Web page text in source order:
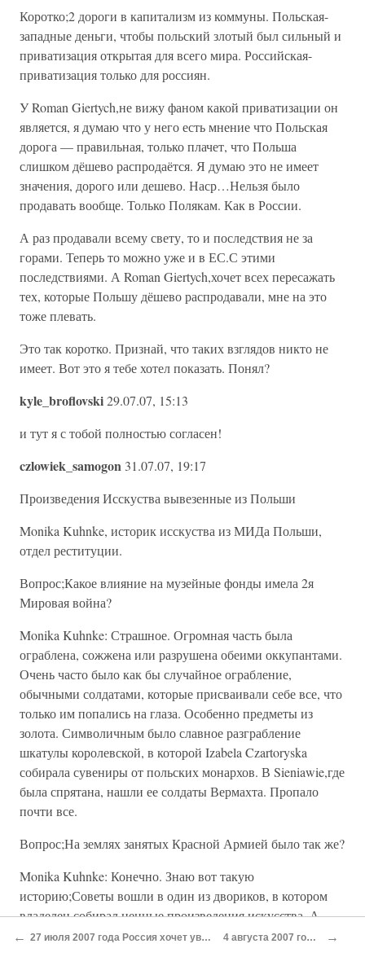
Коротко;2 дороги в капитализм из коммуны. Польская-
западные деньги, чтобы польский злотый был сильный и
приватизация открытая для всего мира. Российская-
приватизация только для россиян.
У Roman Giertych,не вижу фаном какой приватизации он
является, я думаю что у него есть мнение что Польская
дорога — правильная, только плачет, что Польша
слишком дёшево распродаётся. Я думаю это не имеет
значения, дорого или дешево. Наср…Нельзя было
продавать вообще. Только Полякам. Как в России.
А раз продавали всему свету, то и последствия не за
горами. Теперь то можно уже и в ЕС.С этими
последствиями. А Roman Giertych,хочет всех пересажать
тех, которые Польшу дёшево распродавали, мне на это
тоже плевать.
Это так коротко. Признай, что таких взглядов никто не
имеет. Вот это я тебе хотел показать. Понял?
kyle_broflovski29.07.07, 15:13
и тут я с тобой полностью согласен!
czlowiek_samogon 31.07.07, 19:17
Произведения Исскуства вывезенные из Польши
Monika Kuhnke, историк исскуства из МИДа Польши,
отдел реституции.
Вопрос;Какое влияние на музейные фонды имела 2я
Мировая война?
Monika Kuhnke: Страшное. Огромная часть была
ограблена, сожжена или разрушена обеими оккупантами.
Очень часто было как бы случайное ограбление,
обычными солдатами, которые присваивали себе все, что
только им попались на глаза. Особенно предметы из
золота. Символичным было славное разграбление
шкатулы королевской, в которой Izabela Czartoryska
собирала сувениры от польских монархов. В Sieniawie,где
была спрятана, нашли ее солдаты Вермахта. Пропало
почти все.
Вопрос;На землях занятых Красной Армией было так же?
Monika Kuhnke: Конечно. Знаю вот такую
историю;Советы вошли в один из двориков, в котором
владелец собирал ценные произведения искусства. А
когда ушли, остался только стояк для зонтиков.
← 27 июля 2007 года Россия хочет увеличить свою территорию, присоединив Северный Полюс 4 августа 2007 года Will Russia Survive Until 2084? →